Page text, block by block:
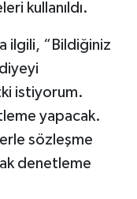
kullanıldı.
ilgili, “Bildiğiniz
istiyorum.
yapacak.
sözleşme
denetleme